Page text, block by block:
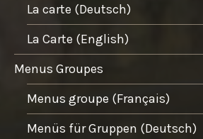
La carte (Deutsch)
La Carte (English)
Menus Groupes
Menus groupe (Français)
Menüs für Gruppen (Deutsch)